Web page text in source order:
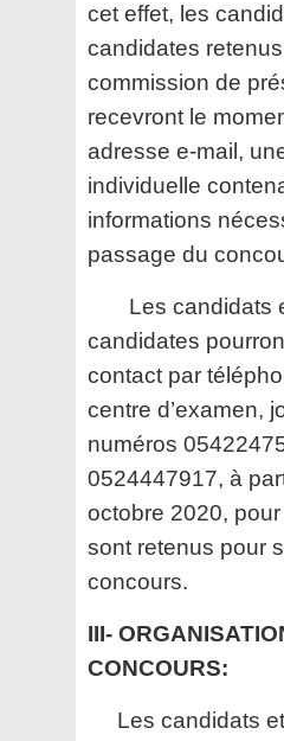
cet effet, les
candidates
commission de
recevront le
adresse e-mail,
individuelle
informations
passage du
Les candidats
candidates
contact par
centre d’examen,
numéros
0524447917, à
octobre 2020, pour
sont retenus pour
concours.
III-
CONCOURS:
Les candidats